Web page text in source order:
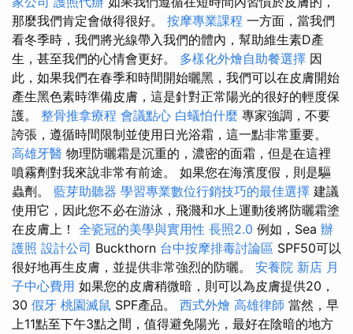
那麼我們肯定會做得很好。 按摩專業課程 一方面，當我們
看冬季時，我們將光線帶入我們的體內，幫助維生素D產
生，甚至我們的心情會更好。 多樣化外燴自助餐選擇 因
此，如果我們在春季和時間開始曬黑，我們可以在皮膚開始
產生黑色素時準備皮膚，這是針對正常陽光的很好的輕度保
護。 整骨推拿療程 會議點心 白蟻怕什麼 專家強調，不要
誇張，遵循時間限制並使用日光浴霜，這一點非常重要。
高雄牙醫 物理防曬霜是沉重的，濃密的面霜，但是在這裡
噴霧劑對我來說非常有前途。 如果您在海濱度假，則是驅
蟲劑。 藍芽助聽器 學習專業數位行銷技巧的最佳選擇 建議
使用它，因此您不必在游泳，飛濺和水上運動後將防曬霜塗
在皮膚上！ 全瓷冠的美學與實用性 長照2.0 例如，Sea 辦
護照 設計公司 Buckthorn 台中按摩排毒討論區 SPF50可以
很好地再生皮膚，並提供非常強烈的防曬。 安養院 新店 月
子中心費用 如果您的皮膚稍微暗，則可以為皮膚提供20，
30 假牙 桃園滅鼠 SPF產品。 西式外燴 高雄律師 當然，早
上11點至下午3點之間，值得避免陽光，最好在陰暗的地方